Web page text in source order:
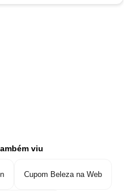
viu
Cupom Beleza na Web